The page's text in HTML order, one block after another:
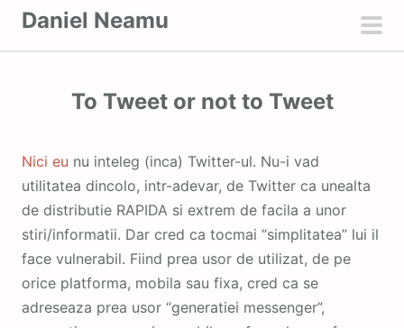
Daniel Neamu
To Tweet or not to Tweet
Nici eu nu inteleg (inca) Twitter-ul. Nu-i vad
utilitatea dincolo, intr-adevar, de Twitter ca unealta
de distributie RAPIDA si extrem de facila a unor
stiri/informatii. Dar cred ca tocmai “simplitatea” lui il
face vulnerabil. Fiind prea usor de utilizat, de pe
orice platforma, mobila sau fixa, cred ca se
adreseaza prea usor “generatiei messenger”,